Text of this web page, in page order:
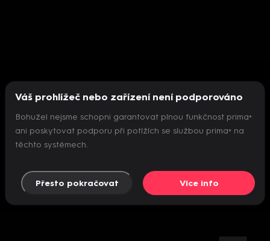
Nepodařilo se inicializovat přehrávač
Váš prohlížeč nebo zařízení není podporováno
Bohužel nejsme schopni garantovat plnou funkčnost prima+
ani poskytovat podporu při potížích se službou prima+ na
těchto systémech.
Přesto pokračovat Více info